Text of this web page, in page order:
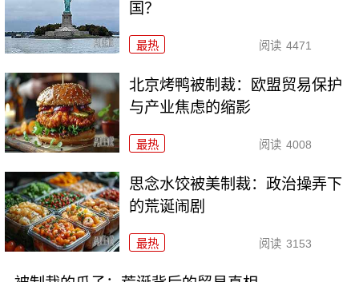
国？
最热 阅读 4471
北京烤鸭被制裁：欧盟贸易保护
与产业焦虑的缩影
最热 阅读 4008
思念水饺被美制裁：政治操弄下
的荒诞闹剧
最热 阅读 3153